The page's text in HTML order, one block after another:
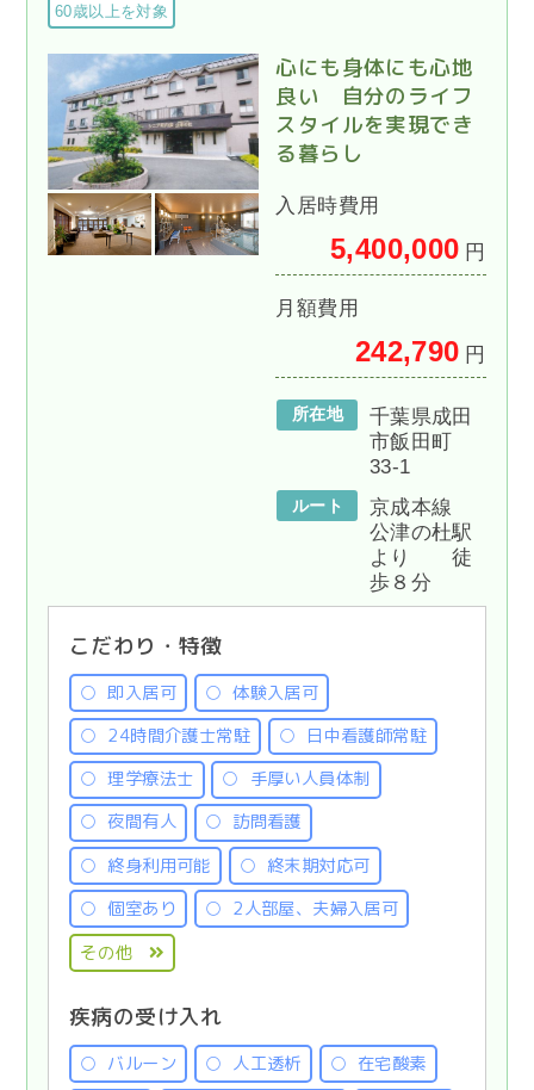
60歳以上を対象
心にも身体にも心地
良い 自分のライフ
スタイルを実現でき
る暮らし
入居時費用
5,400,000 円
月額費用
242,790 円
所在地
千葉県成田
市飯田町
33-1
ルート
京成本線
公津の杜駅
より 徒
歩８分
こだわり・特徴
即入居可
体験入居可
24時間介護士常駐
日中看護師常駐
理学療法士
手厚い人員体制
夜間有人
訪問看護
終身利用可能
終末期対応可
個室あり
2人部屋、夫婦入居可
その他
疾病の受け入れ
バルーン 人工透析 在宅酸素